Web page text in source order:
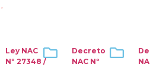
,
Ley NAC
Nº 27348 /
Decreto
NAC Nº